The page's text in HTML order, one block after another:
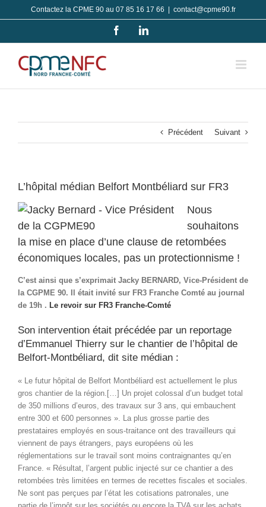
au
Contactez la CPME 90 au 07 85 16 17 66 contact@cpme90.fr
FacebookLinkedIn
Précédent Suivant
L’hôpital médian Belfort Montbéliard sur FR3
Nous
souhaitons
la mise en place d’une clause de retombées
économiques locales, pas un protectionnisme !
C’est ainsi que s’exprimait Jacky BERNARD, Vice-Président de
la CGPME 90. Il était invité sur FR3 Franche Comté au journal
de 19h . Le revoir sur FR3 Franche-Comté
Son intervention était précédée par un reportage
d’Emmanuel Thierry sur le chantier de l’hôpital de
Belfort-Montbéliard, dit site médian :
« Le futur hôpital de Belfort Montbéliard est actuellement le plus
gros chantier de la région.[…] Un projet colossal d’un budget total
de 350 millions d’euros, des travaux sur 3 ans, qui embauchent
entre 300 et 600 personnes ». La plus grosse partie des
prestataires employés en sous-traitance ont des travailleurs qui
viennent de pays étrangers, pays européens où les
réglementations sur le travail sont moins contraignantes qu’en
France. « Résultat, l’argent public injecté sur ce chantier a des
retombées très limitées en termes de recettes fiscales et sociales.
Ne sont pas perçues par l’état les cotisations patronales, une